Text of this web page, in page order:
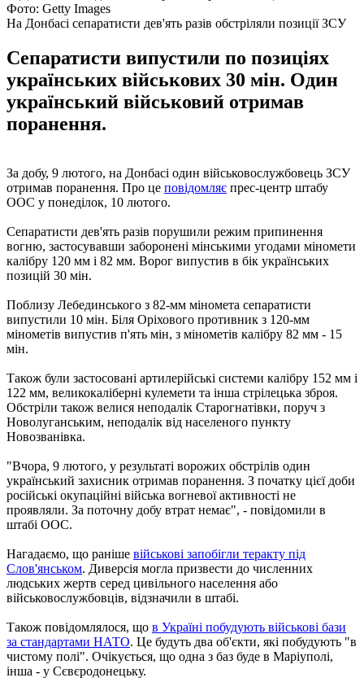
Фото: Getty Images
На Донбасі сепаратисти дев'ять разів обстріляли позиції ЗСУ
Сепаратисти випустили по позиціях
українських військових 30 мін. Один
український військовий отримав
поранення.
За добу, 9 лютого, на Донбасі один військовослужбовець ЗСУ
отримав поранення. Про це повідомляє прес-центр штабу
ООС у понеділок, 10 лютого.
Сепаратисти дев'ять разів порушили режим припинення
вогню, застосувавши заборонені мінськими угодами міномети
калібру 120 мм і 82 мм. Ворог випустив в бік українських
позицій 30 мін.
Поблизу Лебединського з 82-мм міномета сепаратисти
випустили 10 мін. Біля Оріхового противник з 120-мм
мінометів випустив п'ять мін, з мінометів калібру 82 мм - 15
мін.
Також були застосовані артилерійські системи калібру 152 мм і
122 мм, великокаліберні кулемети та інша стрілецька зброя.
Обстріли також велися неподалік Старогнатівки, поруч з
Новолуганським, неподалік від населеного пункту
Новозванівка.
"Вчора, 9 лютого, у результаті ворожих обстрілів один
український захисник отримав поранення. З початку цієї доби
російські окупаційні війська вогневої активності не
проявляли. За поточну добу втрат немає", - повідомили в
штабі ООС.
Нагадаємо, що раніше військові запобігли теракту під
Слов'янськом. Диверсія могла призвести до численних
людських жертв серед цивільного населення або
військовослужбовців, відзначили в штабі.
Також повідомлялося, що в Україні побудують військові бази
за стандартами НАТО. Це будуть два об'єкти, які побудують "в
чистому полі". Очікується, що одна з баз буде в Маріуполі,
інша - у Сєвєродонецьку.